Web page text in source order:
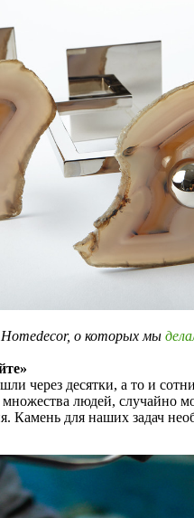
о которых мы
через десятки, а то и
людей, случайно
Камень для наших задач